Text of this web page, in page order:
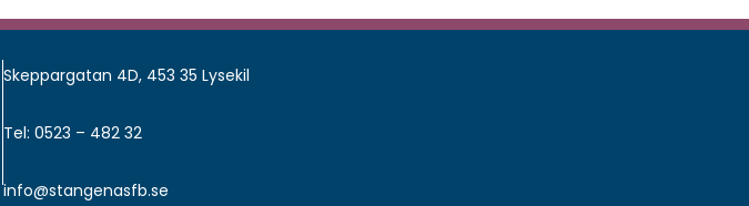
Skeppargatan 4D, 453 35 Lysekil
Tel: 0523 – 482 32
info@stangenasfb.se